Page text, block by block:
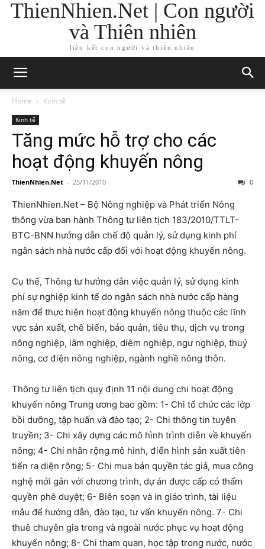
ThienNhien.Net | Con người
và Thiên nhiên
liên kết con người và thiên nhiên
Home Kinh tế
Kinh tế
Tăng mức hỗ trợ cho các
hoạt động khuyến nông
ThienNhien.Net - 25/11/2010 0
ThienNhien.Net – Bộ Nông nghiệp và Phát triển Nông
thông vừa ban hành Thông tư liên tịch 183/2010/TTLT-
BTC-BNN hướng dẫn chế độ quản lý, sử dụng kinh phí
ngân sách nhà nước cấp đối với hoạt động khuyến nông.
Cụ thể, Thông tư hướng dẫn việc quản lý, sử dụng kinh
phí sự nghiệp kinh tế do ngân sách nhà nước cấp hàng
năm để thực hiện hoạt động khuyến nông thuộc các lĩnh
vực sản xuất, chế biến, bảo quản, tiêu thụ, dịch vụ trong
nông nghiệp, lâm nghiệp, diêm nghiệp, ngư nghiệp, thuỷ
nông, cơ điện nông nghiệp, ngành nghề nông thôn.
Thông tư liên tịch quy định 11 nội dung chi hoạt động
khuyến nông Trung ương bao gồm: 1- Chi tổ chức các lớp
bồi dưỡng, tập huấn và đào tạo; 2- Chi thông tin tuyên
truyền; 3- Chi xây dựng các mô hình trình diễn về khuyến
nông; 4- Chi nhân rộng mô hình, điển hình sản xuất tiên
tiến ra diện rộng; 5- Chi mua bản quyền tác giả, mua công
nghệ mới gắn với chương trình, dự án được cấp có thẩm
quyền phê duyệt; 6- Biên soạn và in giáo trình, tài liệu
mẫu để hướng dẫn, đào tạo, tư vấn khuyến nông. 7- Chi
thuê chuyên gia trong và ngoài nước phục vụ hoạt động
khuyến nông; 8- Chi tham quan, học tập trong nước, nước